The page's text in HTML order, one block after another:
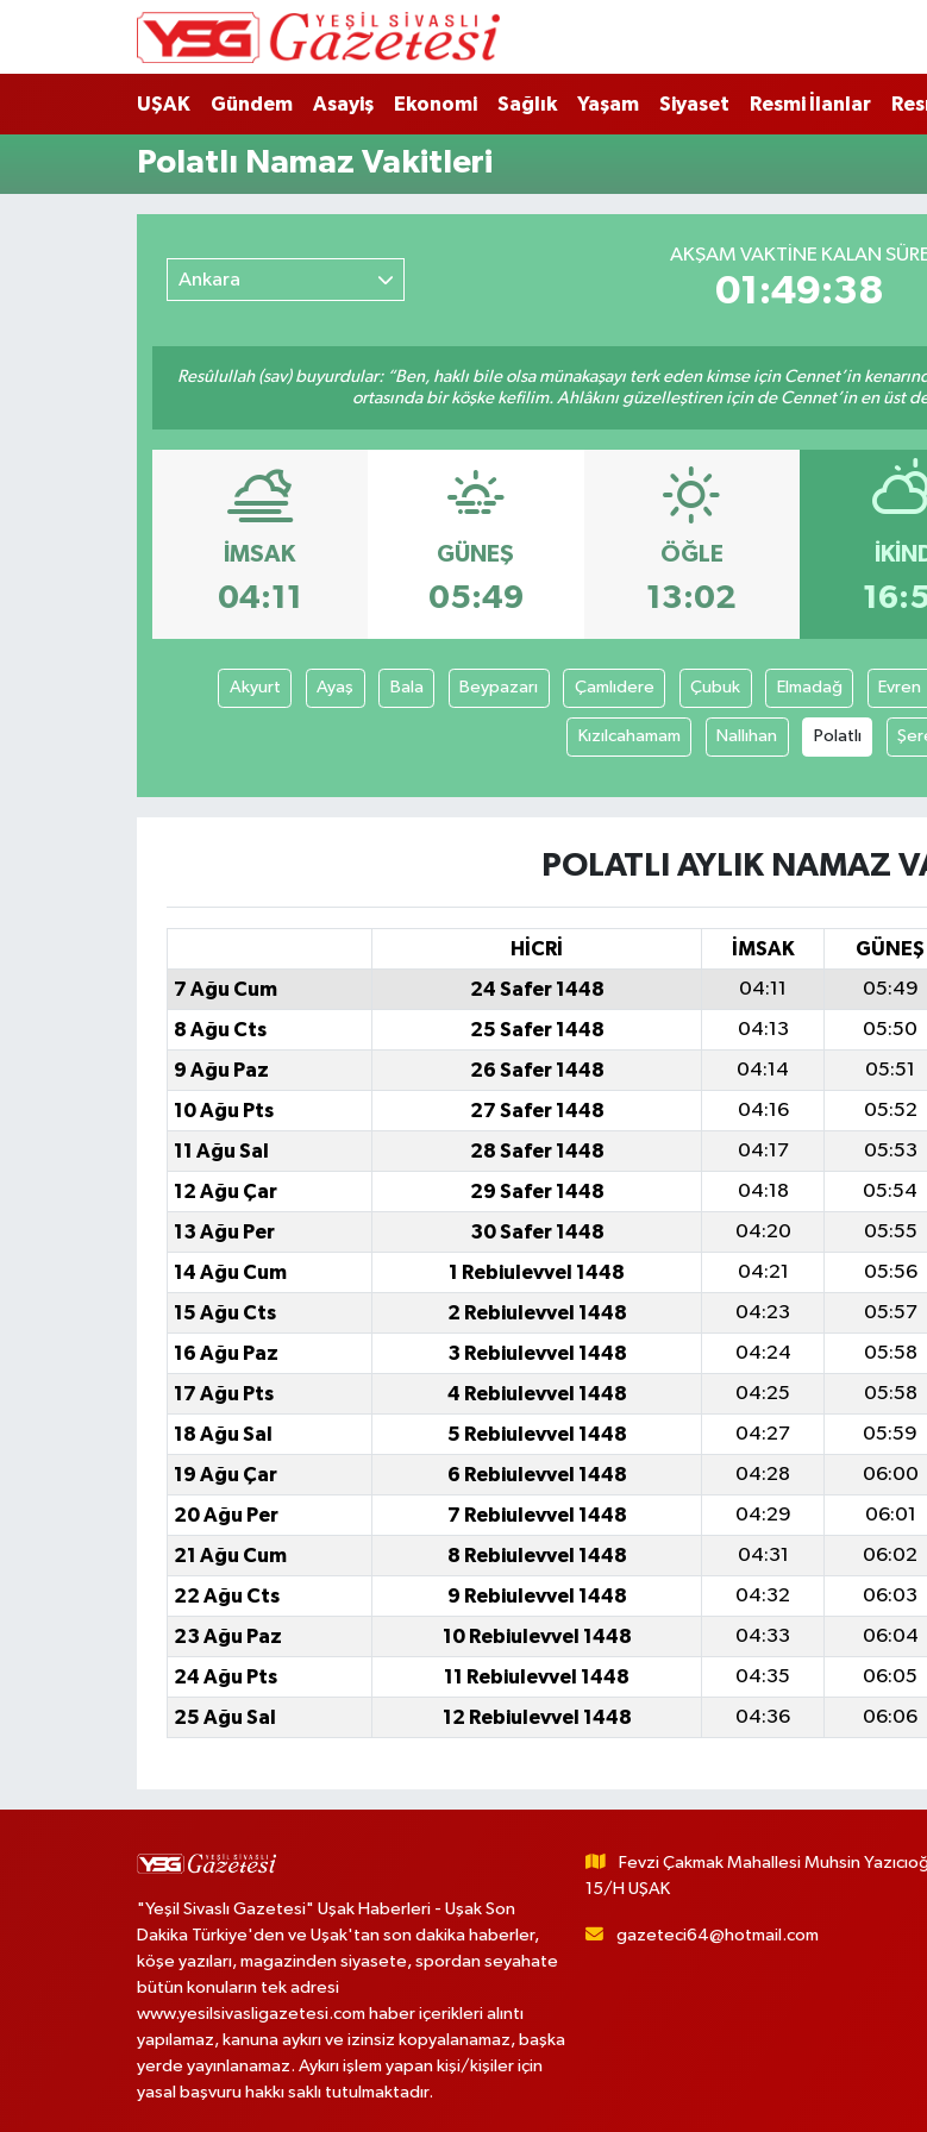
UŞAK Gündem Asayiş Ekonomi Sağlık Yaşam Siyaset Resmi İlanlar
Polatlı Namaz Vakitleri
Ankara
AKŞAM VAKTİNE KALAN
01:49:37
Resûlullah (sav) buyurdular: “Ben, haklı bile olsa münakaşayı terk eden kimse için Cennet’in
ortasında bir köşke kefilim. Ahlâkını güzelleştiren için de Cennet’in en üst
İMSAK
04:11
GÜNEŞ
05:49
ÖĞLE
13:02
Akyurt Ayaş Bala Beypazarı Çamlıdere Çubuk Elmadağ Evren
Kızılcahamam Nallıhan Polatlı
POLATLI AYLIK NAMAZ
HİCRİ İMSAK GÜNEŞ
7 Ağu Cum
24 Safer 1448 04:11 05:49
8 Ağu Cts
25 Safer 1448 04:13 05:50
9 Ağu Paz
26 Safer 1448 04:14 05:51
10 Ağu Pts
27 Safer 1448 04:16 05:52
11 Ağu Sal
28 Safer 1448 04:17 05:53
12 Ağu Çar
29 Safer 1448 04:18 05:54
13 Ağu Per
30 Safer 1448 04:20 05:55
14 Ağu Cum
1 Rebiulevvel 1448 04:21 05:56
15 Ağu Cts
2 Rebiulevvel 1448 04:23 05:57
16 Ağu Paz
3 Rebiulevvel 1448 04:24 05:58
17 Ağu Pts
4 Rebiulevvel 1448 04:25 05:58
18 Ağu Sal
5 Rebiulevvel 1448 04:27 05:59
19 Ağu Çar
6 Rebiulevvel 1448 04:28 06:00
20 Ağu Per
7 Rebiulevvel 1448 04:29 06:01
21 Ağu Cum
8 Rebiulevvel 1448 04:31 06:02
22 Ağu Cts
9 Rebiulevvel 1448 04:32 06:03
23 Ağu Paz
10 Rebiulevvel 1448 04:33 06:04
24 Ağu Pts
11 Rebiulevvel 1448 04:35 06:05
25 Ağu Sal
12 Rebiulevvel 1448 04:36 06:06
"Yeşil Sivaslı Gazetesi" Uşak Haberleri - Uşak Son
Dakika Türkiye'den ve Uşak'tan son dakika haberler,
köşe yazıları, magazinden siyasete, spordan seyahate
bütün konuların tek adresi
www.yesilsivasligazetesi.com haber içerikleri alıntı
yapılamaz, kanuna aykırı ve izinsiz kopyalanamaz, başka
yerde yayınlanamaz. Aykırı işlem yapan kişi/kişiler için
yasal başvuru hakkı saklı tutulmaktadır.
Fevzi Çakmak Mahallesi Muhsin
15/H UŞAK
gazeteci64@hotmail.com
Hava Durumu
Namaz Vakitleri
Trafik Durumu
Son Dakika Haberleri